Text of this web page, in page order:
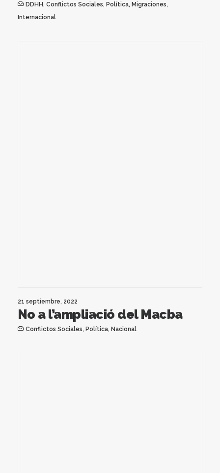
DDHH, Conflictos Sociales, Política, Migraciones,
Internacional
21 septiembre, 2022
No a l’ampliació del Macba
Conflictos Sociales, Política, Nacional